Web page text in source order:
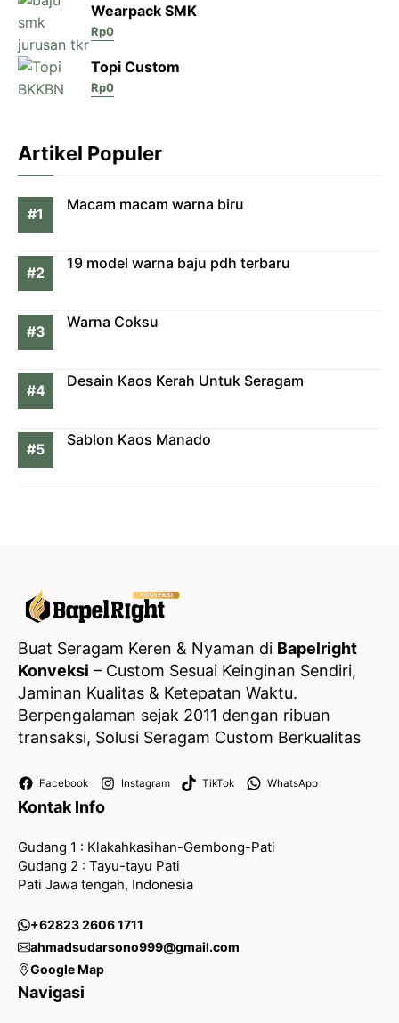
Wearpack SMK
Rp0
Topi Custom
Rp0
Artikel Populer
Macam macam warna biru
19 model warna baju pdh terbaru
Warna Coksu
Desain Kaos Kerah Untuk Seragam
Sablon Kaos Manado
Buat Seragam Keren & Nyaman di Bapelright
Konveksi – Custom Sesuai Keinginan Sendiri,
Jaminan Kualitas & Ketepatan Waktu.
Berpengalaman sejak 2011 dengan ribuan
transaksi, Solusi Seragam Custom Berkualitas
Facebook Instagram TikTok WhatsApp
Kontak Info
Gudang 1 : Klakahkasihan-Gembong-Pati
Gudang 2 : Tayu-tayu Pati
Pati Jawa tengah, Indonesia
+62823 2606 1711
ahmadsudarsono999@gmail.com
Google Map
Navigasi